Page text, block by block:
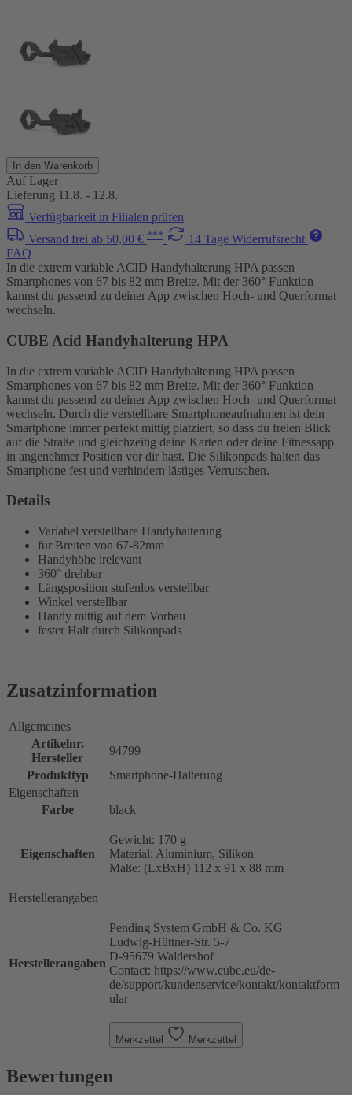
In den Warenkorb
Auf Lager
Lieferung 11.8. - 12.8.
Verfügbarkeit in Filialen prüfen
Versand frei ab 50,00 € ***
14 Tage Widerrufsrecht
FAQ
In die extrem variable ACID Handyhalterung HPA passen
Smartphones von 67 bis 82 mm Breite. Mit der 360° Funktion
kannst du passend zu deiner App zwischen Hoch- und Querformat
wechseln.
CUBE Acid Handyhalterung HPA
In die extrem variable ACID Handyhalterung HPA passen
Smartphones von 67 bis 82 mm Breite. Mit der 360° Funktion
kannst du passend zu deiner App zwischen Hoch- und Querformat
wechseln. Durch die verstellbare Smartphoneaufnahmen ist dein
Smartphone immer perfekt mittig platziert, so dass du freien Blick
auf die Straße und gleichzeitig deine Karten oder deine Fitnessapp
in angenehmer Position vor dir hast. Die Silikonpads halten das
Smartphone fest und verhindern lästiges Verrutschen.
Details
Variabel verstellbare Handyhalterung
für Breiten von 67-82mm
Handyhöhe irelevant
360° drehbar
Längsposition stufenlos verstellbar
Winkel verstellbar
Handy mittig auf dem Vorbau
fester Halt durch Silikonpads
Zusatzinformation
Allgemeines
Artikelnr.
Hersteller
94799
Produkttyp
Smartphone-Halterung
Eigenschaften
Farbe
black
Eigenschaften
Gewicht: 170 g
Material: Aluminium, Silikon
Maße: (LxBxH) 112 x 91 x 88 mm
Herstellerangaben
Herstellerangaben
Pending System GmbH & Co. KG
Ludwig-Hüttner-Str. 5-7
D-95679 Waldershof
Contact: https://www.cube.eu/de-
de/support/kundenservice/kontakt/kontaktform
ular
Merkzettel Merkzettel
Bewertungen